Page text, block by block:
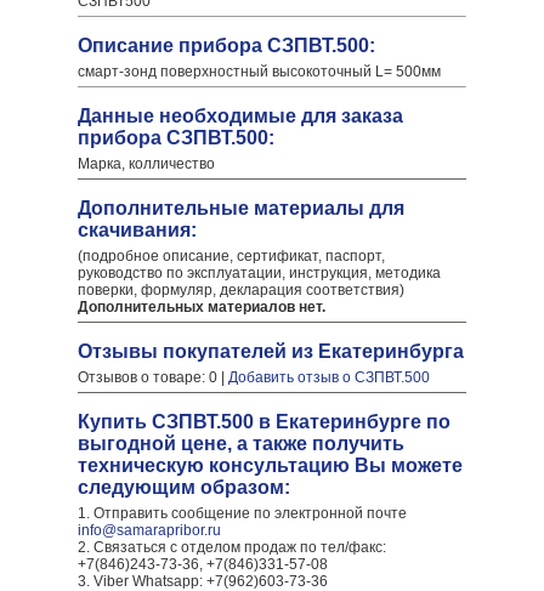
Описание прибора СЗПВТ.500:
смарт-зонд поверхностный высокоточный L= 500мм
Данные необходимые для заказа
прибора СЗПВТ.500:
Марка, колличество
Дополнительные материалы для
скачивания:
(подробное описание, сертификат, паспорт,
руководство по эксплуатации, инструкция, методика
поверки, формуляр, декларация соответствия)
Дополнительных материалов нет.
Отзывы покупателей из Екатеринбурга
Отзывов о товаре: 0 | Добавить отзыв о СЗПВТ.500
Купить СЗПВТ.500 в Екатеринбурге по
выгодной цене, а также получить
техническую консультацию Вы можете
следующим образом:
1. Отправить сообщение по электронной почте
info@samarapribor.ru
2. Связаться с отделом продаж по тел/факс:
+7(846)243-73-36, +7(846)331-57-08
3. Viber Whatsapp: +7(962)603-73-36